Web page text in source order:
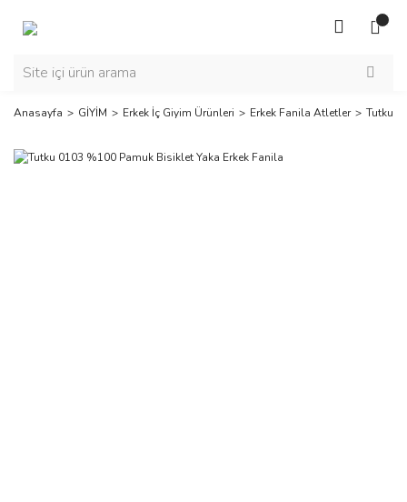
Anasayfa GİYİM Erkek İç Giyim Ürünleri Erkek Fanila Atletler Tutku